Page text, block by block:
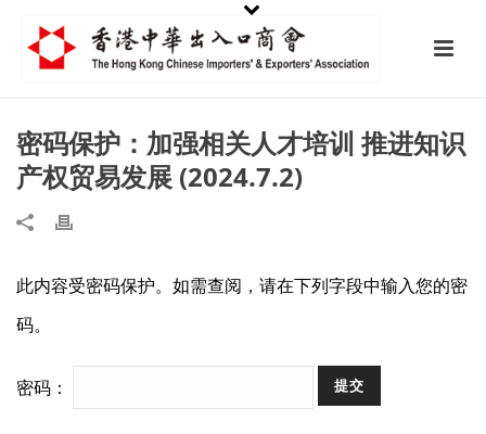
密码保护：加强相关人才培训 推进知识
产权贸易发展 (2024.7.2)
此内容受密码保护。如需查阅，请在下列字段中输入您的密
码。
密码：